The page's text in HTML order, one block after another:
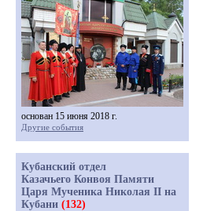
основан 15 июня 2018 г.
Другие события
Кубанский отдел
Казачьего Конвоя Памяти
Царя Мученика Николая II на
Кубани (132)